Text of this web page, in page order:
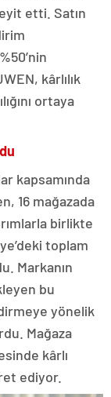
etti. Satın
kârlılık
ortaya
kapsamında
16 mağazada
birlikte
toplam
Markanın
bu
yönelik
Mağaza
kârlı
ediyor.